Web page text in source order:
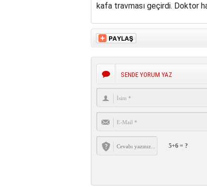
kafa travması geçirdi. Doktor
SENDE YORUM YAZ
5+6 = ?